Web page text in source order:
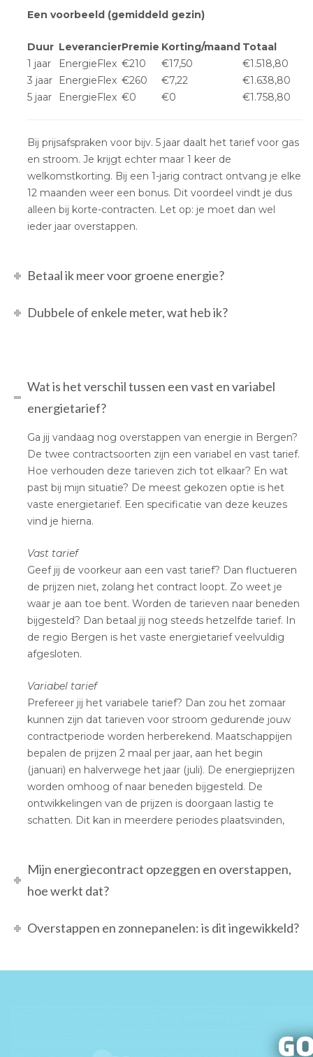
Een voorbeeld (gemiddeld gezin)
Duur LeverancierPremie Korting/maand Totaal
1 jaar
EnergieFlex €210 €17,50
€1.518,80
3 jaar
EnergieFlex €260 €7,22
€1.638,80
5 jaar
EnergieFlex €0 €0 €1.758,80
Bij prijsafspraken voor bijv. 5 jaar daalt het tarief voor gas
en stroom. Je krijgt echter maar 1 keer de
welkomstkorting. Bij een 1-jarig contract ontvang je elke
12 maanden weer een bonus. Dit voordeel vindt je dus
alleen bij korte-contracten. Let op: je moet dan wel
ieder jaar overstappen.
Betaal ik meer voor groene energie?
Dubbele of enkele meter, wat heb ik?
Wat is het verschil tussen een vast en variabel
energietarief?
Ga jij vandaag nog overstappen van energie in Bergen?
De twee contractsoorten zijn een variabel en vast tarief.
Hoe verhouden deze tarieven zich tot elkaar? En wat
past bij mijn situatie? De meest gekozen optie is het
vaste energietarief. Een specificatie van deze keuzes
vind je hierna.
Vast tarief
Geef jij de voorkeur aan een vast tarief? Dan fluctueren
de prijzen niet, zolang het contract loopt. Zo weet je
waar je aan toe bent. Worden de tarieven naar beneden
bijgesteld? Dan betaal jij nog steeds hetzelfde tarief. In
de regio Bergen is het vaste energietarief veelvuldig
afgesloten.
Variabel tarief
Prefereer jij het variabele tarief? Dan zou het zomaar
kunnen zijn dat tarieven voor stroom gedurende jouw
contractperiode worden herberekend. Maatschappijen
bepalen de prijzen 2 maal per jaar, aan het begin
(januari) en halverwege het jaar (juli). De energieprijzen
worden omhoog of naar beneden bijgesteld. De
ontwikkelingen van de prijzen is doorgaan lastig te
schatten. Dit kan in meerdere periodes plaatsvinden,
Mijn energiecontract opzeggen en overstappen,
hoe werkt dat?
Overstappen en zonnepanelen: is dit ingewikkeld?